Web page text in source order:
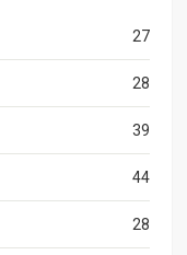
27
28
39
44
28